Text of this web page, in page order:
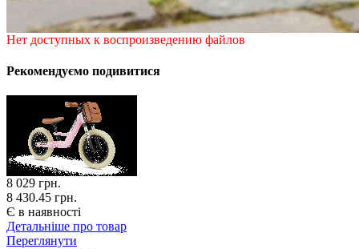
Нет доступных к воспроизведению файлов
Рекомендуємо подивитися
8 029 грн.
8 430.45 грн.
Є в наявності
Детальніше про товар
Переглянути